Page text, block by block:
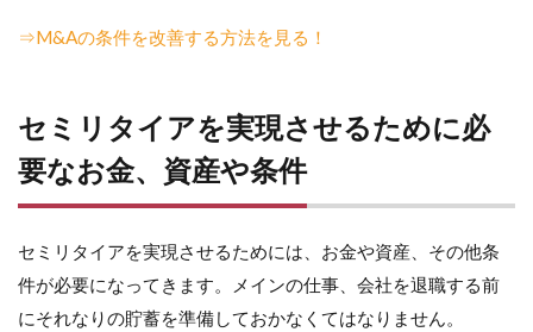
⇒M&Aの条件を改善する方法を見る！
セミリタイアを実現させるために必
要なお金、資産や条件
セミリタイアを実現させるためには、お金や資産、その他条
件が必要になってきます。メインの仕事、会社を退職する前
にそれなりの貯蓄を準備しておかなくてはなりません。